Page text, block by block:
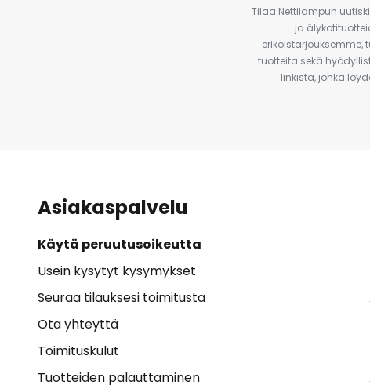
Tilaa Nettilampun
ja
tuotteita sekä
linkistä, jonka
Asiakaspalvelu
Käytä peruutusoikeutta
Usein kysytyt kysymykset
Seuraa tilauksesi toimitusta
Ota yhteyttä
Toimituskulut
Tuotteiden palauttaminen